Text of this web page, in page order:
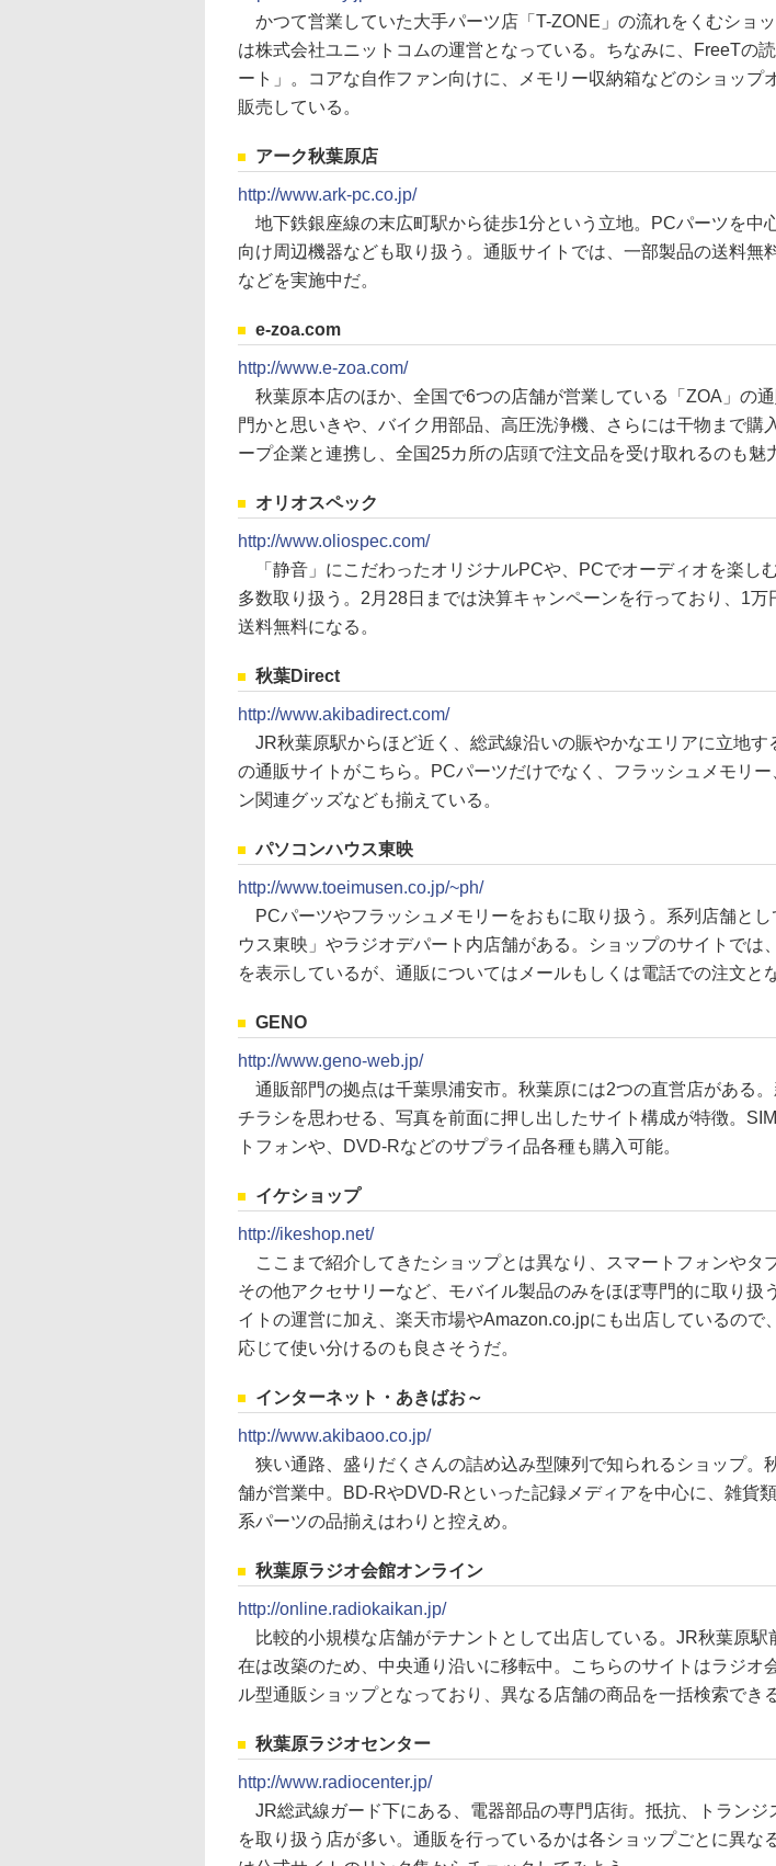
かつて営業していた大手パーツ店「T-ZONE」の流れをくむショ
は株式会社ユニットコムの運営となっている。ちなみに、FreeTの
ート」。コアな自作ファン向けに、メモリー収納箱などのショップ
販売している。
アーク秋葉原店
http://www.ark-pc.co.jp/
地下鉄銀座線の末広町駅から徒歩1分という立地。PCパーツを中
向け周辺機器なども取り扱う。通販サイトでは、一部製品の送料無
などを実施中だ。
e-zoa.com
http://www.e-zoa.com/
秋葉原本店のほか、全国で6つの店舗が営業している「ZOA」の
門かと思いきや、バイク用部品、高圧洗浄機、さらには干物まで購
ープ企業と連携し、全国25カ所の店頭で注文品を受け取れるのも魅
オリオスペック
http://www.oliospec.com/
「静音」にこだわったオリジナルPCや、PCでオーディオを楽し
多数取り扱う。2月28日までは決算キャンペーンを行っており、1万
送料無料になる。
秋葉Direct
http://www.akibadirect.com/
JR秋葉原駅からほど近く、総武線沿いの賑やかなエリアに立地す
の通販サイトがこちら。PCパーツだけでなく、フラッシュメモリー
ン関連グッズなども揃えている。
パソコンハウス東映
http://www.toeimusen.co.jp/~ph/
PCパーツやフラッシュメモリーをおもに取り扱う。系列店舗とし
ウス東映」やラジオデパート内店舗がある。ショップのサイトでは
を表示しているが、通販についてはメールもしくは電話での注文と
GENO
http://www.geno-web.jp/
通販部門の拠点は千葉県浦安市。秋葉原には2つの直営店がある
チラシを思わせる、写真を前面に押し出したサイト構成が特徴。
トフォンや、DVD-Rなどのサプライ品各種も購入可能。
イケショップ
http://ikeshop.net/
ここまで紹介してきたショップとは異なり、スマートフォンやタ
その他アクセサリーなど、モバイル製品のみをほぼ専門的に取り扱
イトの運営に加え、楽天市場やAmazon.co.jpにも出店しているので
応じて使い分けるのも良さそうだ。
インターネット・あきばお～
http://www.akibaoo.co.jp/
狭い通路、盛りだくさんの詰め込み型陳列で知られるショップ。
舗が営業中。BD-RやDVD-Rといった記録メディアを中心に、雑貨
系パーツの品揃えはわりと控えめ。
秋葉原ラジオ会館オンライン
http://online.radiokaikan.jp/
比較的小規模な店舗がテナントとして出店している。JR秋葉原駅
在は改築のため、中央通り沿いに移転中。こちらのサイトはラジオ
ル型通販ショップとなっており、異なる店舗の商品を一括検索できる
秋葉原ラジオセンター
http://www.radiocenter.jp/
JR総武線ガード下にある、電器部品の専門店街。抵抗、トランジ
を取り扱う店が多い。通販を行っているかは各ショップごとに異な